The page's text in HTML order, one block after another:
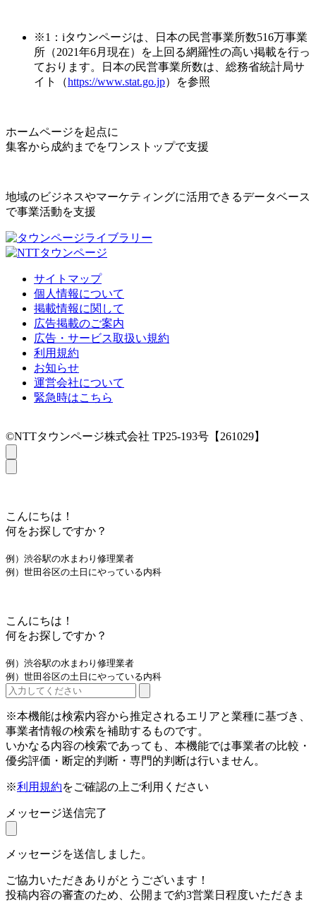
※1：iタウンページは、日本の民営事業所数516万事業
所（2021年6月現在）を上回る網羅性の高い掲載を行っ
ております。日本の民営事業所数は、総務省統計局サ
イト（https://www.stat.go.jp）を参照
ホームページを起点に
集客から成約までをワンストップで支援
地域のビジネスやマーケティングに活用できるデータベース
で事業活動を支援
サイトマップ
個人情報について
掲載情報に関して
広告掲載のご案内
広告・サービス取扱い規約
利用規約
お知らせ
運営会社について
緊急時はこちら
©NTTタウンページ株式会社 TP25-193号【261029】
こんにちは！
何をお探しですか？
例）渋谷駅の水まわり修理業者
例）世田谷区の土日にやっている内科
こんにちは！
何をお探しですか？
例）渋谷駅の水まわり修理業者
例）世田谷区の土日にやっている内科
※本機能は検索内容から推定されるエリアと業種に基づき、
事業者情報の検索を補助するものです。
いかなる内容の検索であっても、本機能では事業者の比較・
優劣評価・断定的判断・専門的判断は行いません。
※利用規約をご確認の上ご利用ください
メッセージ送信完了
メッセージを送信しました。
ご協力いただきありがとうございます！
投稿内容の審査のため、公開まで約3営業日程度いただきま